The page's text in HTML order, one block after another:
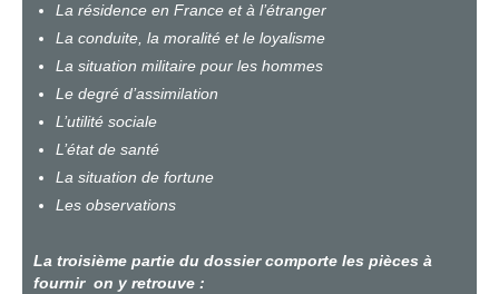
La résidence en France et à l’étranger
La conduite, la moralité et le loyalisme
La situation militaire pour les hommes
Le degré d’assimilation
L’utilité sociale
L’état de santé
La situation de fortune
Les observations
La troisième partie du dossier comporte les pièces à
fournir on y retrouve :